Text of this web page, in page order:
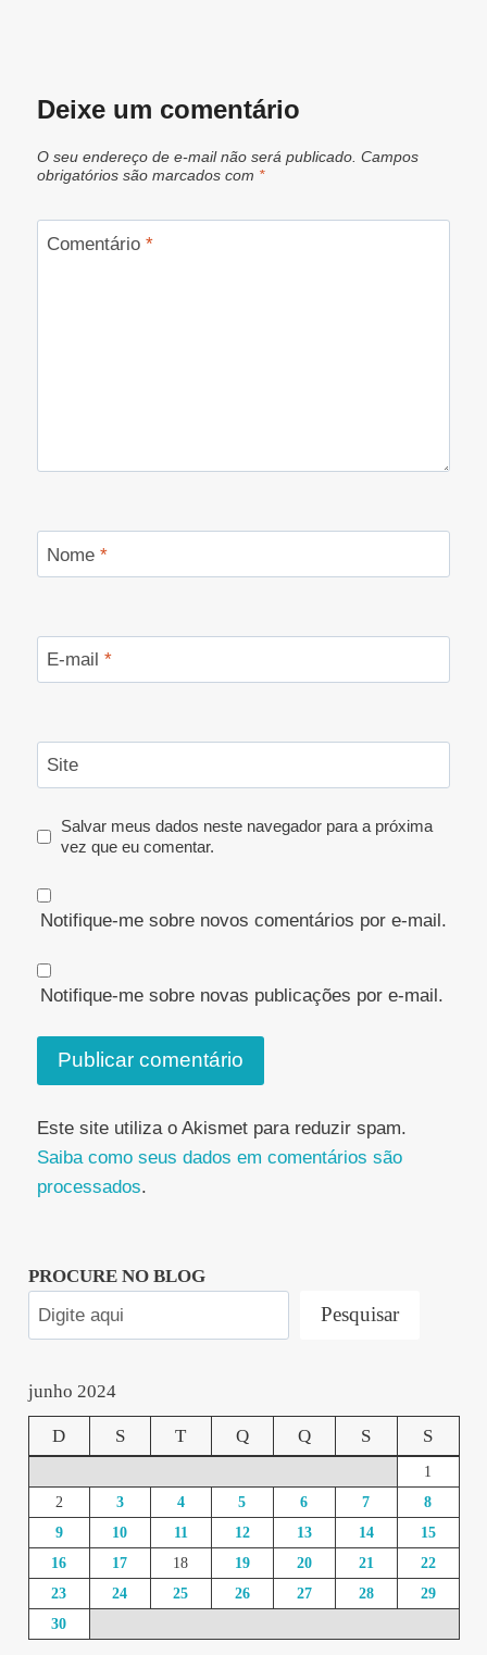
Deixe um comentário
O seu endereço de e-mail não será publicado. Campos
obrigatórios são marcados com *
Comentário *
Nome *
E-mail *
Site
Salvar meus dados neste navegador para a próxima
vez que eu comentar.
Notifique-me sobre novos comentários por e-mail.
Notifique-me sobre novas publicações por e-mail.
Este site utiliza o Akismet para reduzir spam.
Saiba como seus dados em comentários são
processados.
PROCURE NO BLOG
Pesquisar
junho 2024
D S T Q Q S S
1
2
3 4 5 6 7
8
9
10 11 12 13 14
15
16
17 18 19 20 21
22
23
24 25 26 27 28
29
30